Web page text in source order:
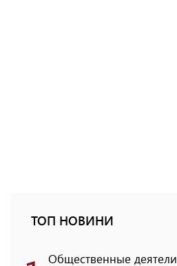
ТОП НОВИНИ
Общественные